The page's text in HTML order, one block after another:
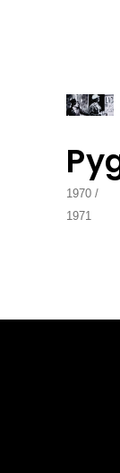
1970
1971